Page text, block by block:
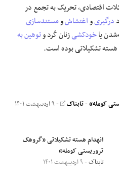
اقتصادی، تحریک به تجمع در
درگیریواغتشاشومستندسازی
یاخودکشیزنان کُرد وتوهین به
تشکیلاتی بوده است.
کومله»-تابناک - ۹ اردیبهشت ۱۴۰۱
انهدام هسته تشکیلاتی «گروهک
تروریستی کومله»
تابناک- ۹ اردیبهشت ۱۴۰۱